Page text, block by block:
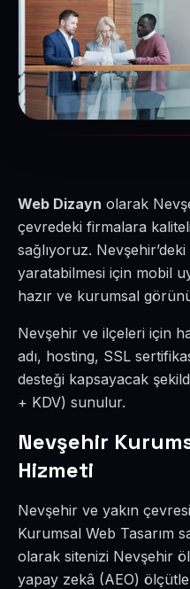
Web Dizayn olarak
çevredeki firmalara
sağlıyoruz.
yaratabilmesi için mobil
hazır ve kurumsal
Nevşehir ve ilçeleri için
adı, hosting, SSL
desteği kapsayacak
+ KDV) sunulur.
Nevşehir
Hizmeti
Nevşehir ve yakın
Kurumsal Web Tasarım
olarak sitenizi Nevşehir
yapay zekâ (AEO)